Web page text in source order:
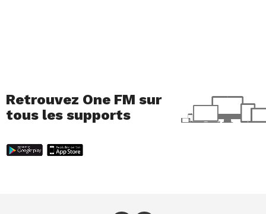
Retrouvez One FM sur
tous les supports